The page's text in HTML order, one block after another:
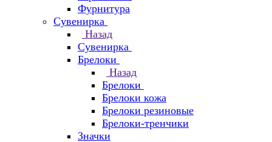
Фурнитура
Сувенирка
Назад
Сувенирка
Брелоки
Назад
Брелоки
Брелоки кожа
Брелоки резиновые
Брелоки-тренчики
Значки